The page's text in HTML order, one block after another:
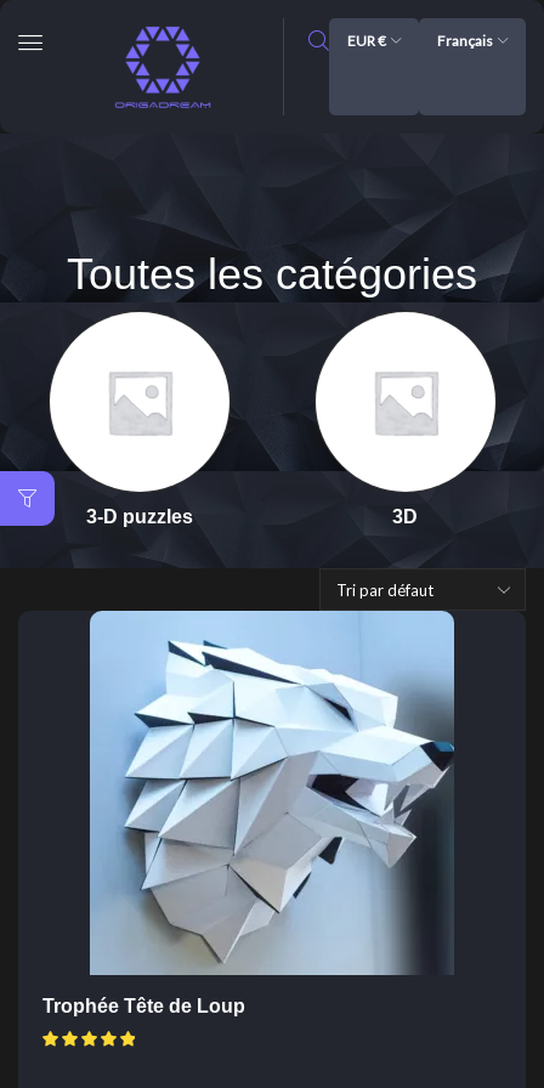
EUR € Français
Toutes les catégories
3-D puzzles 3D
Trophée Tête de Loup